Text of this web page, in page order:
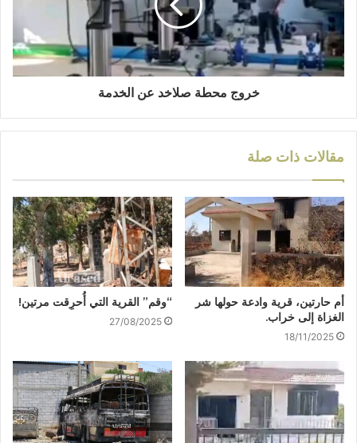
خروج محطة صلاخد عن الخدمة
مقالات ذات صلة
أم حارتين، قرية وادعة حولها شر
الغزاة إلى خراب.
18/11/2025
“وقم” القرية التي أُحرِقت مرتين!
27/08/2025